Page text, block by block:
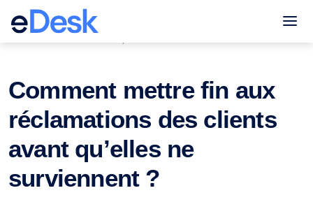
eCommerce Support Central
Comment mettre fin aux
réclamations des clients
avant qu’elles ne
surviennent ?